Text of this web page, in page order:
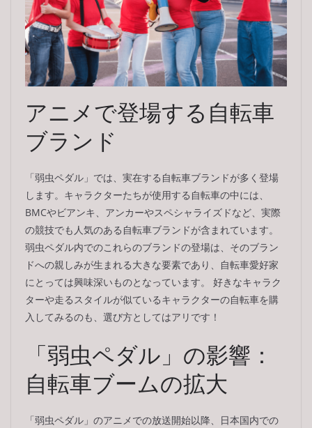
アニメで登場する自転車
ブランド
「弱虫ペダル」では、実在する自転車ブランドが多く登場
します。キャラクターたちが使用する自転車の中には、
BMCやビアンキ、アンカーやスペシャライズドなど、実際
の競技でも人気のある自転車ブランドが含まれています。
弱虫ペダル内でのこれらのブランドの登場は、そのブラン
ドへの親しみが生まれる大きな要素であり、自転車愛好家
にとっては興味深いものとなっています。 好きなキャラク
ターや走るスタイルが似ているキャラクターの自転車を購
入してみるのも、選び方としてはアリです！
「弱虫ペダル」の影響：
自転車ブームの拡大
「弱虫ペダル」のアニメでの放送開始以降、日本国内での